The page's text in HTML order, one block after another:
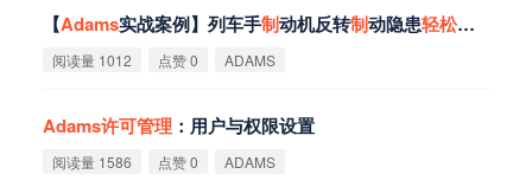
【Adams实战案例】列车手制动机反转制动隐患轻松排除
阅读量 1012 点赞 0 ADAMS
Adams许可管理 ：用户与权限设置
阅读量 1586 点赞 0 ADAMS